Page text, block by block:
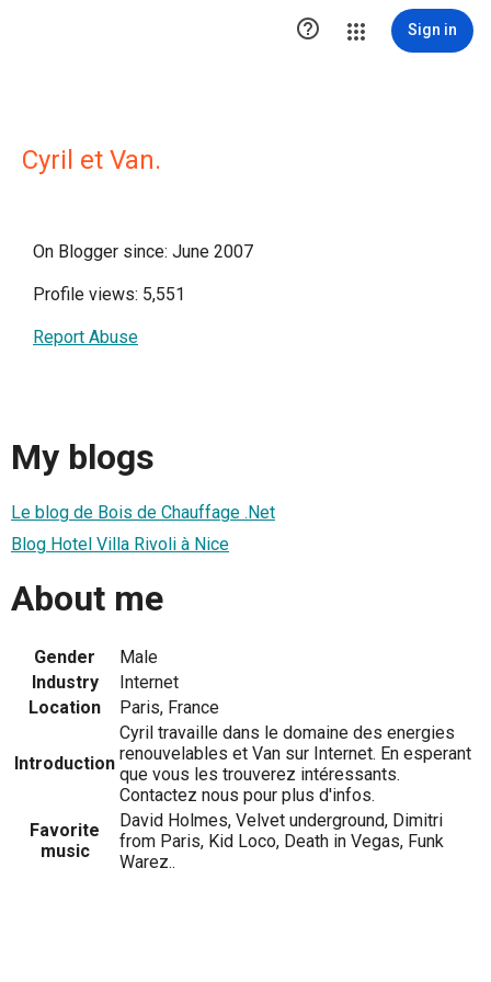
 Sign in
Cyril et Van.
On Blogger since: June 2007
Profile views: 5,551
Report Abuse
My blogs
Le blog de Bois de Chauffage .Net
Blog Hotel Villa Rivoli à Nice
About me
Gender
Male
Industry
Internet
Location
Paris, France
Introduction
Cyril travaille dans le domaine des energies
renouvelables et Van sur Internet. En esperant
que vous les trouverez intéressants.
Contactez nous pour plus d'infos.
Favorite
music
David Holmes, Velvet underground, Dimitri
from Paris, Kid Loco, Death in Vegas, Funk
Warez..